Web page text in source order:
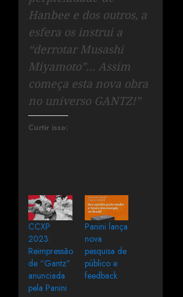
Hanbee e dos outros, a
esfera os instrui a
“derrotar Musashi
Miyamoto”… Assim
começa esta nova obra
no universo GANTZ!”
Curtir isso:
CCXP
2023:
Reimpressão
de “Gantz”
anunciada
pela Panini
Panini lança
nova
pesquisa de
público e
feedback